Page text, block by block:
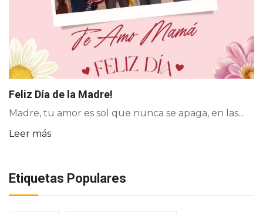
Feliz Día de la Madre!
Madre, tu amor es sol que nunca se apaga, en las...
Leer más
Etiquetas Populares